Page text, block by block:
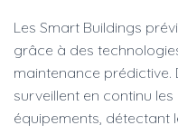
Les Smart Buildings
grâce à des
maintenance prédictive.
surveillent en continu
équipements, détectant